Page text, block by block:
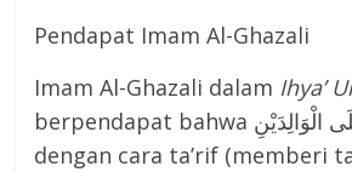
Pendapat Imam Al-Ghazali
Imam Al-Ghazali dalam Ihya’
berpendapat bahwa الاِحْتِسَابُ عَلَى الْوَالِدَيْنِ
dengan cara ta’rif (memberi